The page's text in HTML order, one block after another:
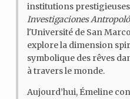
institutions
Investigaciones
l'Université de San
explore la dimension
symbolique des rêves
à travers le monde.
Aujourd’hui, Émeline